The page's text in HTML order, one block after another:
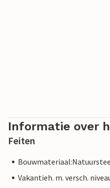
Informatie over
Feiten
Vakantieh. m. versch.